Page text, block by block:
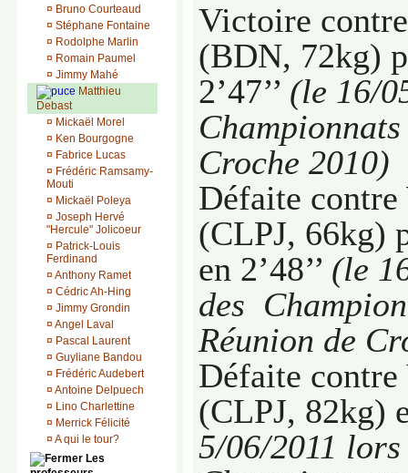
¤ Bruno Courteaud
¤ Stéphane Fontaine
¤ Rodolphe Marlin
¤ Romain Paumel
¤ Jimmy Mahé
Matthieu
Debast
¤ Mickaël Morel
¤ Ken Bourgogne
¤ Fabrice Lucas
¤ Frédéric Ramsamy-
Mouti
¤ Mickaël Poleya
¤ Joseph Hervé
"Hercule" Jolicoeur
¤ Patrick-Louis
Ferdinand
¤ Anthony Ramet
¤ Cédric Ah-Hing
¤ Jimmy Grondin
¤ Angel Laval
¤ Pascal Laurent
¤ Guyliane Bandou
¤ Frédéric Audebert
¤ Antoine Delpuech
¤ Lino Charlettine
¤ Merrick Félicité
¤ A qui le tour?
Les
Victoire
(BDN, 72kg)
2’47’’ (le 16/
Croche 2010)
Défaite
(CLPJ, 66kg)
en 2’48’’ (le
des
Réunion de
Défaite contre
(CLPJ, 82kg)
5/06/2011 lors